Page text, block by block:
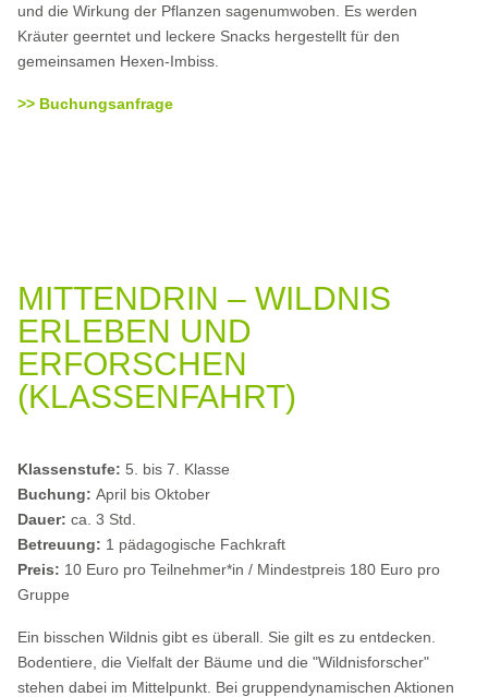
und die Wirkung der Pflanzen sagenumwoben. Es werden
Kräuter geerntet und leckere Snacks hergestellt für den
gemeinsamen Hexen-Imbiss.
>> Buchungsanfrage
MITTENDRIN – WILDNIS
ERLEBEN UND
ERFORSCHEN
(KLASSENFAHRT)
Klassenstufe: 5. bis 7. Klasse
Buchung:April bis Oktober
Dauer:ca. 3 Std.
Betreuung: 1 pädagogische Fachkraft
Preis: 10 Euro pro Teilnehmer*in / Mindestpreis 180 Euro pro
Gruppe
Ein bisschen Wildnis gibt es überall. Sie gilt es zu entdecken.
Bodentiere, die Vielfalt der Bäume und die "Wildnisforscher"
stehen dabei im Mittelpunkt. Bei gruppendynamischen Aktionen